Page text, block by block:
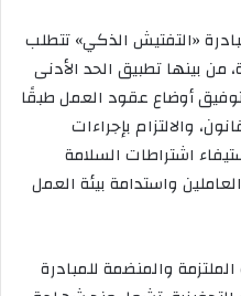
«التفتيش الذكي» تتطلب
من بينها تطبيق الحد الأدنى
أوضاع عقود العمل طبقًا
والالتزام بإجراءات
اشتراطات السلامة
واستدامة بيئة العمل
والمنضمة للمبادرة